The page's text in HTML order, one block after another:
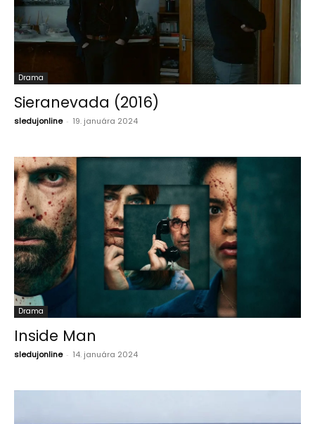
Drama
Sieranevada (2016)
sledujonline - 19. januára 2024
Drama
Inside Man
sledujonline - 14. januára 2024